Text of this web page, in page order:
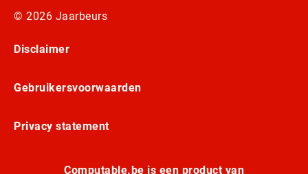
© 2026 Jaarbeurs
Disclaimer
Gebruikersvoorwaarden
Privacy statement
Computable.be is een product van